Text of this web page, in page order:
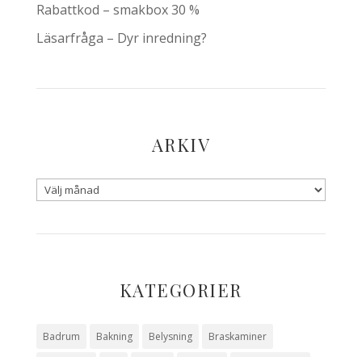
Rabattkod – smakbox 30 %
Läsarfråga – Dyr inredning?
ARKIV
KATEGORIER
Badrum Bakning Belysning Braskaminer